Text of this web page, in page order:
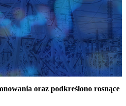
oraz podkreślono rosnące